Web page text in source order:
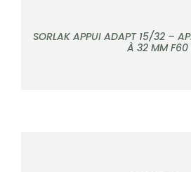
SORLAK APPUI ADAPT 15/32 –
À 32 MM F60